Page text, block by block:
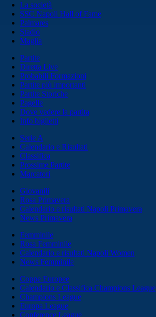
La società
SSC Napoli Hall of Fame
Palmares
Stadio
Maglia
Partite
Diretta Live
Probabili Formazioni
Partite più importanti
Partite Storiche
Pagelle
Dove vedere la partita
Info biglietti
Serie A
Calendario e Risultati
Classifica
Prossime Partite
Marcatori
Giovanili
Rosa Primavera
Calendario e risultati Napoli Primavera
News Primavera
Femminile
Rosa Femminile
Calendario e risultati Napoli Women
News Femminile
Coppe Europee
Calendario e Classifica Champions League
Champions League
Europa League
Conference League